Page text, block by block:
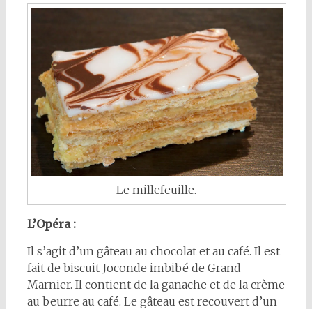
Le millefeuille.
L’Opéra :
Il s’agit d’un gâteau au chocolat et au café. Il est
fait de biscuit Joconde imbibé de Grand
Marnier. Il contient de la ganache et de la crème
au beurre au café. Le gâteau est recouvert d’un